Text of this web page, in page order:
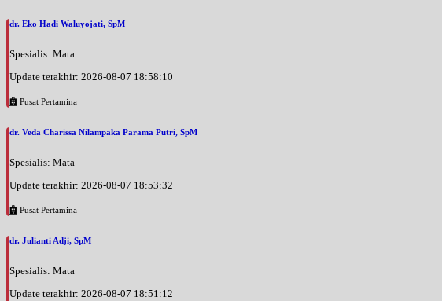
dr. Eko Hadi Waluyojati, SpM
Spesialis: Mata
Update terakhir: 2026-08-07 18:58:10
Pusat Pertamina
dr. Veda Charissa Nilampaka Parama Putri, SpM
Spesialis: Mata
Update terakhir: 2026-08-07 18:53:32
Pusat Pertamina
dr. Julianti Adji, SpM
Spesialis: Mata
Update terakhir: 2026-08-07 18:51:12